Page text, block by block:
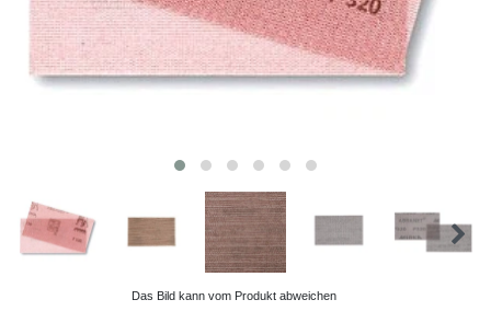
Das Bild kann vom Produkt abweichen